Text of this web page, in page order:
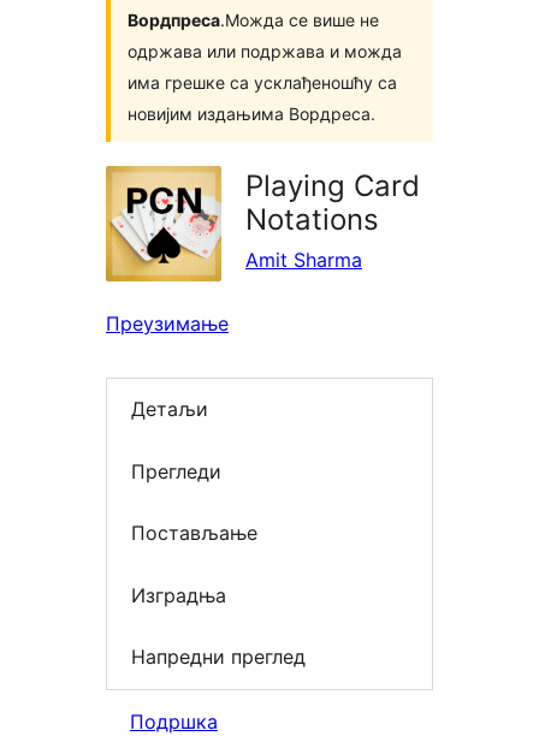
Вордпреса.Можда се више не
одржава или подржава и можда
има грешке са усклађеношћу са
новијим издањима Вордреса.
Playing Card
Notations
Amit Sharma
Преузимање
Детаљи
Прегледи
Постављање
Изградња
Напредни преглед
Подршка